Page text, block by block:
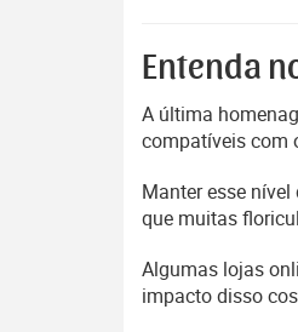
Entenda
A última
compatíveis com
Manter esse
que muitas
Algumas lojas
impacto disso